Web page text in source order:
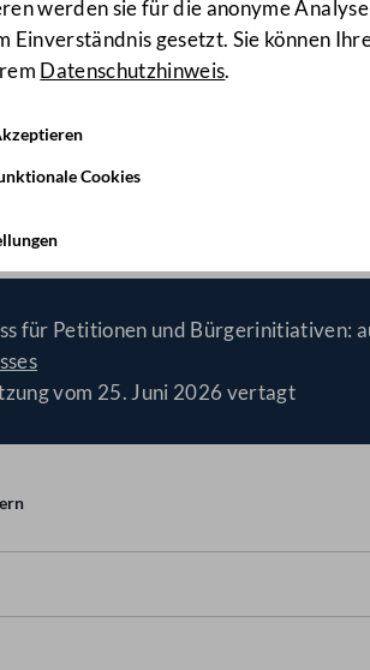
werden sie für die anonyme
Einverständnis gesetzt. Sie können
Datenschutzhinweis.
Cookies
der
im
für Petitionen und Bürgerinitiativen:
vom 25. Juni 2026 vertagt